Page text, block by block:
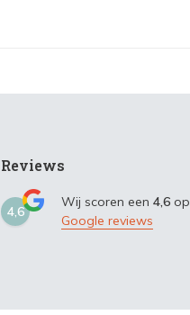
Reviews
4,6
Wij scoren een 4,6 op
Google reviews